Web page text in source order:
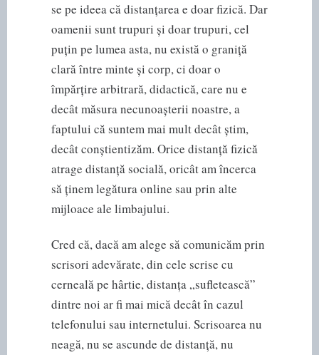
se pe ideea că distanțarea e doar fizică. Dar
oamenii sunt trupuri și doar trupuri, cel
puțin pe lumea asta, nu există o graniță
clară între minte și corp, ci doar o
împărțire arbitrară, didactică, care nu e
decât măsura necunoașterii noastre, a
faptului că suntem mai mult decât știm,
decât conștientizăm. Orice distanță fizică
atrage distanță socială, oricât am încerca
să ținem legătura online sau prin alte
mijloace ale limbajului.
Cred că, dacă am alege să comunicăm prin
scrisori adevărate, din cele scrise cu
cerneală pe hârtie, distanța „sufletească”
dintre noi ar fi mai mică decât în cazul
telefonului sau internetului. Scrisoarea nu
neagă, nu se ascunde de distanță, nu